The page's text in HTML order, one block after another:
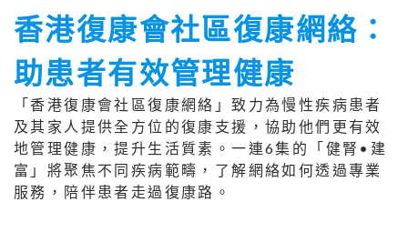
香港復康會社區復康網絡：
助患者有效管理健康
「香港復康會社區復康網絡」致力為慢性疾病患者
及其家人提供全方位的復康支援，協助他們更有效
地管理健康，提升生活質素。一連6集的「健腎•建
富」將聚焦不同疾病範疇，了解網絡如何透過專業
服務，陪伴患者走過復康路。